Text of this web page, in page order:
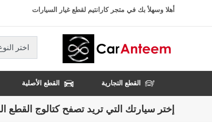
المحتوى
أهلا وسهلأ بك في متجر كارانتيم لقطع غيار السيارات
القطع التجارية القطع الأصلية
إختر سيارتك التي تريد تصفح كتالوج القطع